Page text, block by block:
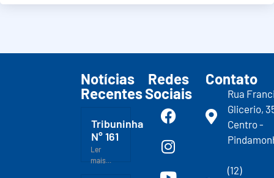
Notícias
Recentes
Tribuninha
N° 161
Ler
mais...
Redes
Sociais
Contato
Rua
Glicerio,
Centro -
(12)